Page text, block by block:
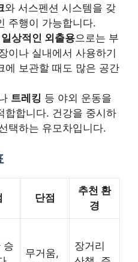
와 서스펜션 시스템을 갖
주행이 가능합니다.
일상적인 외출용으로는 부
이나 실내에서 사용하기
에 보관할 때도 많은 공간
트레킹 등 야외 운동을
합합니다. 건강을 중시하
택하는 유모차입니다.
단점
추천 환
경
승
무거움,
장거리